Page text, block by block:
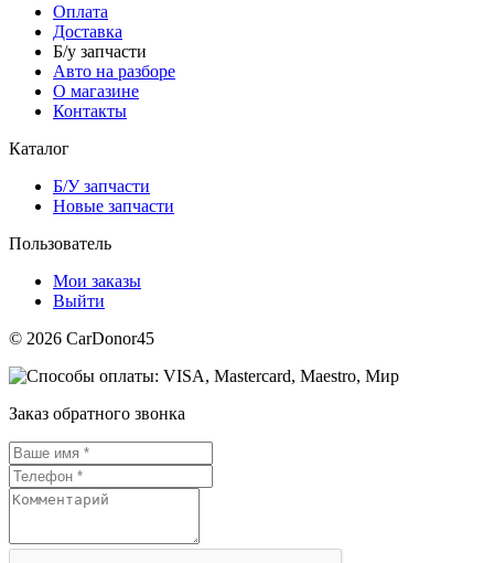
Оплата
Доставка
Б/у запчасти
Авто на разборе
О магазине
Контакты
Каталог
Б/У запчасти
Новые запчасти
Пользователь
Мои заказы
Выйти
© 2026 CarDonor45
Заказ обратного звонка